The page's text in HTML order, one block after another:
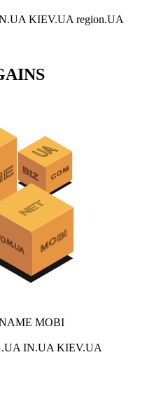
KIEV.UA region.UA
MOBI
IN.UA KIEV.UA